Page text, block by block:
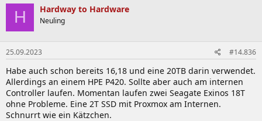
k
t
o
n
e
n
:
H Hardway to Hardware
Neuling
25.09.2023 #14.836
Habe auch schon bereits 16,18 und eine 20TB darin verwendet.
Allerdings an einem HPE P420. Sollte aber auch am internen
Controller laufen. Momentan laufen zwei Seagate Exinos 18T
ohne Probleme. Eine 2T SSD mit Proxmox am Internen.
Schnurrt wie ein Kätzchen.